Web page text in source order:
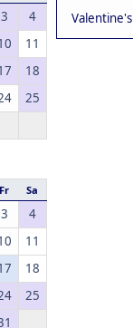
3
4
11
18
25
Fr Sa
3
4
11
18
25